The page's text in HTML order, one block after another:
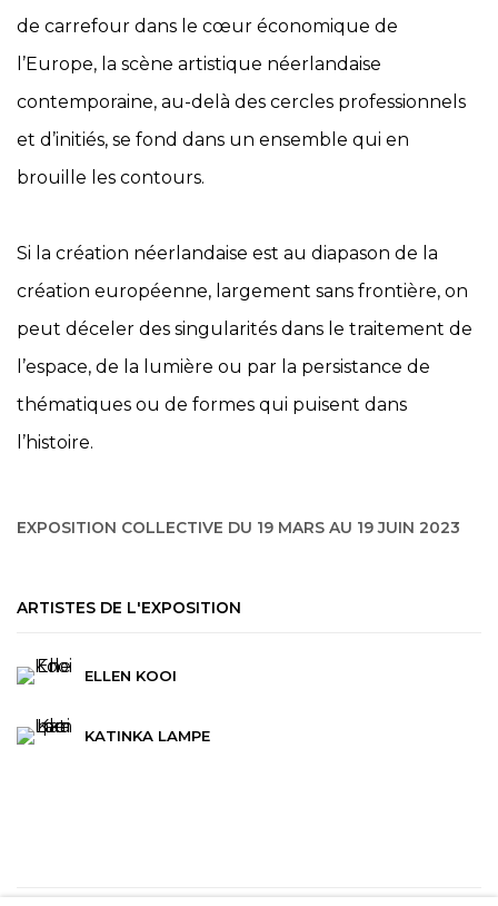
de carrefour dans le cœur économique de
l’Europe, la scène artistique néerlandaise
contemporaine, au-delà des cercles professionnels
et d’initiés, se fond dans un ensemble qui en
brouille les contours.
Si la création néerlandaise est au diapason de la
création européenne, largement sans frontière, on
peut déceler des singularités dans le traitement de
l’espace, de la lumière ou par la persistance de
thématiques ou de formes qui puisent dans
l’histoire.
EXPOSITION COLLECTIVE DU 19 MARS AU 19 JUIN 2023
ARTISTES DE L'EXPOSITION
ELLEN KOOI
KATINKA LAMPE